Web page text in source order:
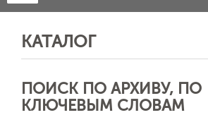
КАТАЛОГ
ПОИСК ПО АРХИВУ, ПО
КЛЮЧЕВЫМ СЛОВАМ